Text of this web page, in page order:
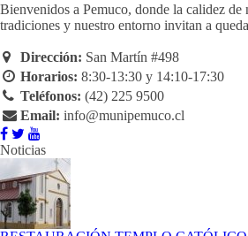
Bienvenidos a Pemuco, donde la calidez de
tradiciones y nuestro entorno invitan a
Dirección: San Martín #498
Horarios: 8:30-13:30 y 14:10-17:30
Teléfonos: (42) 225 9500
Email: info@munipemuco.cl
Noticias